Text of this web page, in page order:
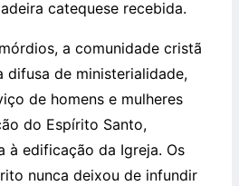
catequese recebida.
a comunidade cristã
difusa de ministerialidade,
de homens e mulheres
do Espírito Santo,
à edificação da Igreja. Os
nunca deixou de infundir